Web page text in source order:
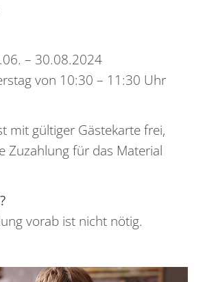
– 30.08.2024
von 10:30 – 11:30 Uhr
mit gültiger Gästekarte frei,
Zuzahlung für das Material
vorab ist nicht nötig.